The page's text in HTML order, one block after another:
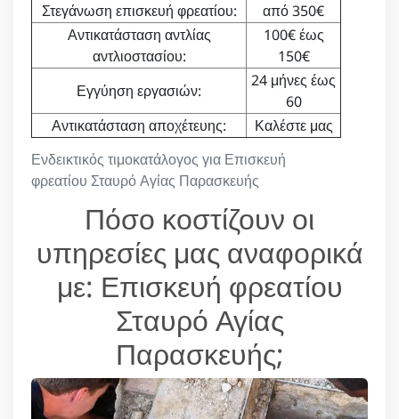
Ενδεικτικός τιμοκατάλογος για Επισκευή
φρεατίου Σταυρό Αγίας Παρασκευής
Στεγάνωση επισκευή φρεατίου:
από 350€
Αντικατάσταση αντλίας
αντλιοστασίου:
100€ έως
150€
Εγγύηση εργασιών:
24 μήνες έως
60
Αντικατάσταση αποχέτευης:
Καλέστε μας
Πόσο κοστίζουν οι
υπηρεσίες μας αναφορικά
με: Επισκευή φρεατίου
Σταυρό Αγίας
Παρασκευής;